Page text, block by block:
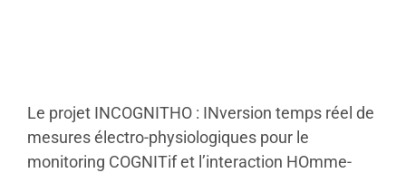
Le projet INCOGNITHO : INversion temps réel de
mesures électro-physiologiques pour le
monitoring COGNITif et l’interaction HOmme-